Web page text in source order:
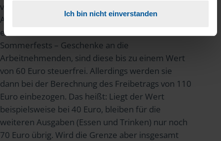
Ich bin nicht einverstanden
versendet. Grundsätzlich gilt: Verteilt der
Arbeitgeber bzw. die Arbeitgeberin im Rahmen
einer Weihnachtsfeier – oder auch während eines
Sommerfests – Geschenke an die
Arbeitnehmenden, sind diese bis zu einem Wert
von 60 Euro steuerfrei. Allerdings werden sie
dann bei der Berechnung des Freibetrags von 110
Euro einbezogen. Das heißt: Liegt der Wert
beispielsweise bei 40 Euro, bleiben für die
weiteren Ausgaben (Essen und Trinken) nur noch
70 Euro übrig. Wird die Grenze aber insgesamt